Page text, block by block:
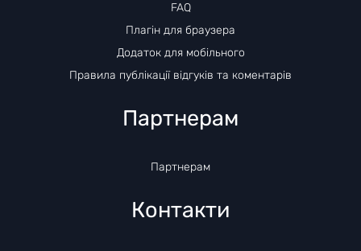
FAQ
Плагін для браузера
Додаток для мобільного
Правила публікації відгуків та коментарів
Партнерам
Партнерам
Контакти